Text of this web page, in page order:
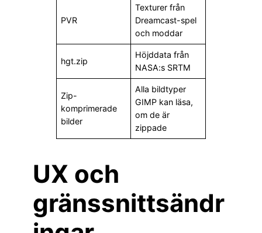
PVR
Texturer från
Dreamcast-spel
och moddar
hgt.zip
Höjddata från
NASA:s SRTM
Zip-
komprimerade
bilder
Alla bildtyper
GIMP kan läsa,
om de är
zippade
UX och
gränssnittsändr